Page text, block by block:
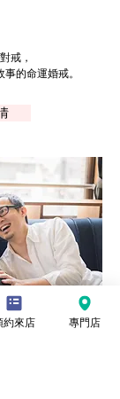
戒，
的命運婚戒。
約來店 專門店